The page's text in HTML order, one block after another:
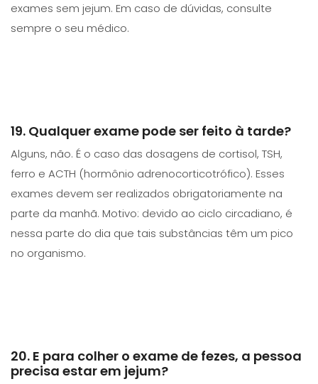
exames sem jejum. Em caso de dúvidas, consulte
sempre o seu médico.
19. Qualquer exame pode ser feito à tarde?
Alguns, não. É o caso das dosagens de cortisol, TSH,
ferro e ACTH (hormônio adrenocorticotrófico). Esses
exames devem ser realizados obrigatoriamente na
parte da manhã. Motivo: devido ao ciclo circadiano, é
nessa parte do dia que tais substâncias têm um pico
no organismo.
20. E para colher o exame de fezes, a pessoa
precisa estar em jejum?